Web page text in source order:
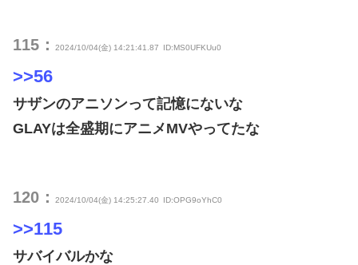
115： 2024/10/04(金) 14:21:41.87 ID:MS0UFKUu0
>>56
サザンのアニソンって記憶にないな
GLAYは全盛期にアニメMVやってたな
120： 2024/10/04(金) 14:25:27.40 ID:OPG9oYhC0
>>115
サバイバルかな